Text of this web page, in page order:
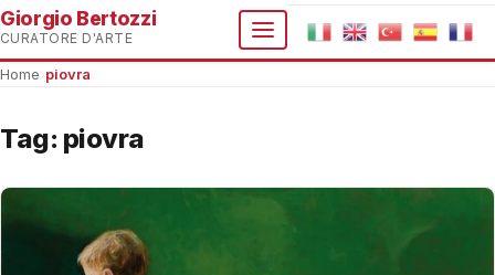
Giorgio Bertozzi
CURATORE D'ARTE
Home piovra
Tag: piovra